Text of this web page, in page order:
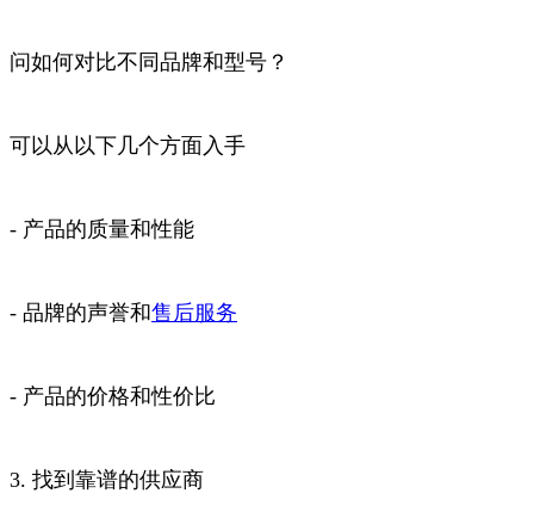
问如何对比不同品牌和型号？
可以从以下几个方面入手
- 产品的质量和性能
- 品牌的声誉和售后服务
- 产品的价格和性价比
3. 找到靠谱的供应商